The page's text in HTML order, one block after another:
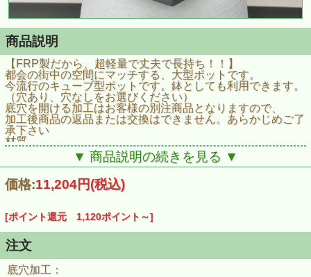
商品説明
【FRP製だから、超軽量で丈夫で長持ち！！】
都会の街中の空間にマッチする、大型ポットです。
今流行のキューブ型ポットです。鉢としても利用できます。
（穴あり、穴なしをお選びください）
底穴を開ける加工はお客様の別注商品となりますので、
加工後商品の返品または交換はできません。あらかじめご了
承下さい
材質
FRP「ガラス繊維強化プラスチック」
幅340×奥行340×高さ340mm
重量
33L
▼ 商品説明の続きを見る ▼
価格:11,204円(税込)
[ポイント還元 1,120ポイント～]
注文
底穴加工：